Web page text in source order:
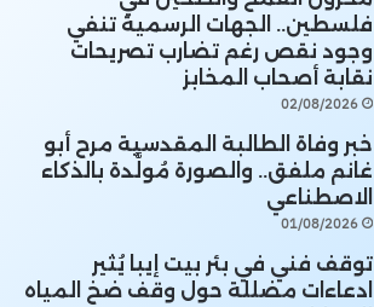
فلسطين.. الجهات الرسمية تنفي
وجود نقص رغم تضارب تصريحات
نقابة أصحاب المخابز
02/08/2026
خبر وفاة الطالبة المقدسية مرح أبو
غانم ملفق.. والصورة مُولَّدة بالذكاء
الاصطناعي
01/08/2026
توقف فني في بئر بيت إيبا يُثير
ادعاءات مضللة حول وقف ضخ المياه